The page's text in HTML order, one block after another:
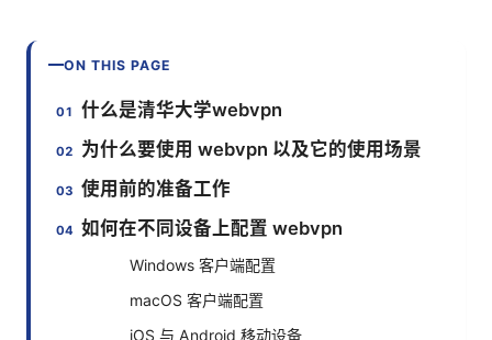
ON THIS PAGE
什么是清华大学webvpn
为什么要使用 webvpn 以及它的使用场景
使用前的准备工作
如何在不同设备上配置 webvpn
Windows 客户端配置
macOS 客户端配置
iOS 与 Android 移动设备